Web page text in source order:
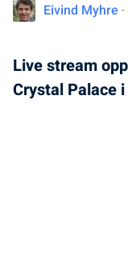
Eivind Myhre -
Live stream
Crystal Palace